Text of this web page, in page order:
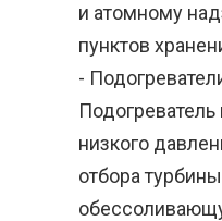
и атомному
пунктов
-
низкого
отбора